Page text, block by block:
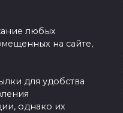
любых
на сайте,
для удобства
однако их